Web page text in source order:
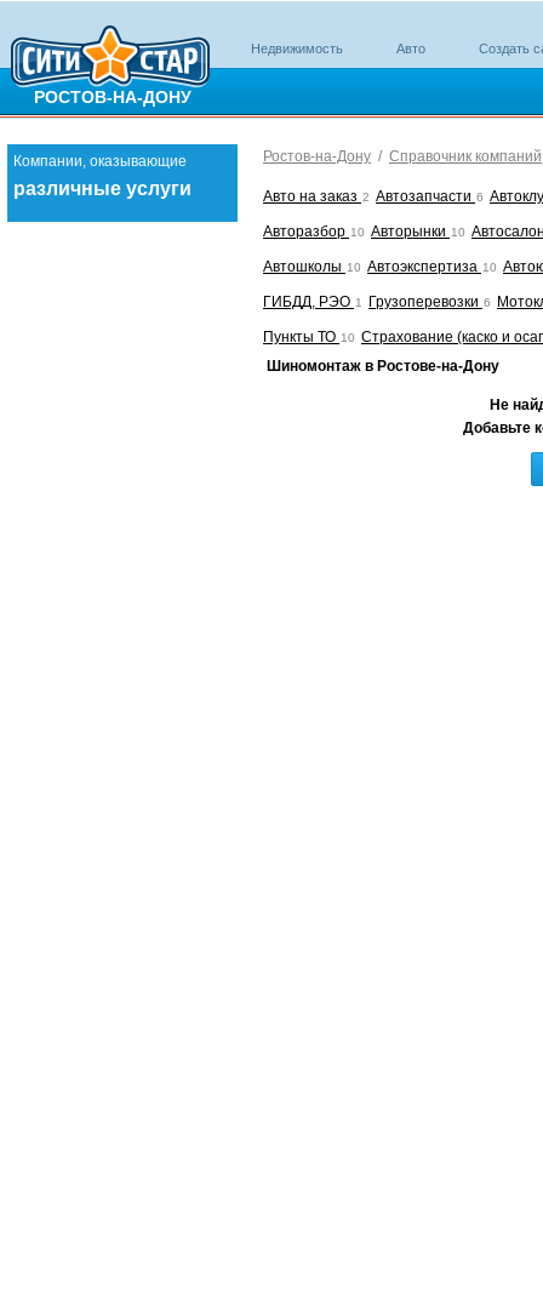
РОСТОВ-НА-ДОНУ
Недвижимость Авто Создать
Компании, оказывающие
различные услуги
Ростов-на-Дону / Справочник компаний
Авто на заказ 2 Автозапчасти 6
Авторазбор 10 Авторынки 10
Автошколы 10 Автоэкспертиза 10
ГИБДД, РЭО 1 Грузоперевозки 6
Пункты ТО 10 Страхование (каско и
Шиномонтаж в Ростове-на-Дону
Не
Добавьте